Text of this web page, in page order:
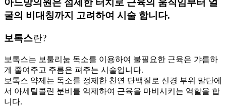
아드망의원은 섬세한 터치로 근육의 움직임부터 얼
굴의 비대칭까지 고려하여 시술 합니다.
보톡스란?
보톡스는 보툴리눔 독소를 이용하여 불필요한 근육은 갸름하
게 줄여주고 주름은 펴주는 시술입니다.
보톡스 약제는 독소를 정제한 천연 단백질로 신경 부위 말단에
서 아세틸콜린 분비를 억제하여 근육을 마비시키는 역할을 합
니다.